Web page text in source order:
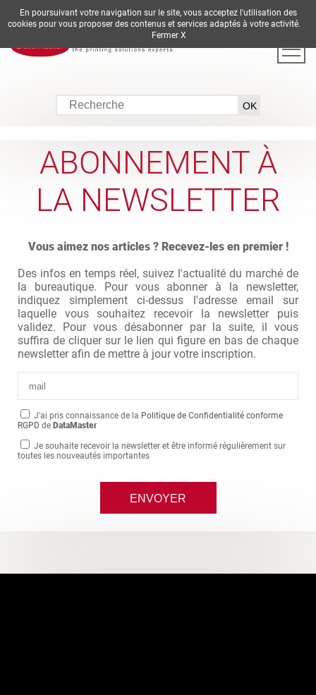
DE EN ES FR IT
ABONNEMENT À
LA NEWSLETTER
Vous aimez nos articles ? Recevez-les en premier !
Des infos en temps réel, suivez l'actualité du marché de
la bureautique. Pour vous abonner à la newsletter,
indiquez simplement ci-dessus l'adresse email sur
laquelle vous souhaitez recevoir la newsletter puis
validez. Pour vous désabonner par la suite, il vous
suffira de cliquer sur le lien qui figure en bas de chaque
newsletter afin de mettre à jour votre inscription.
J'ai pris connaissance de la Politique de Confidentialité conforme
RGPD de DataMaster
Je souhaite recevoir la newsletter et être informé régulièrement sur
toutes les nouveautés importantes
En poursuivant votre navigation sur le site, vous acceptez l'utilisation des
cookies pour vous proposer des contenus et services adaptés à votre activité.
Fermer X